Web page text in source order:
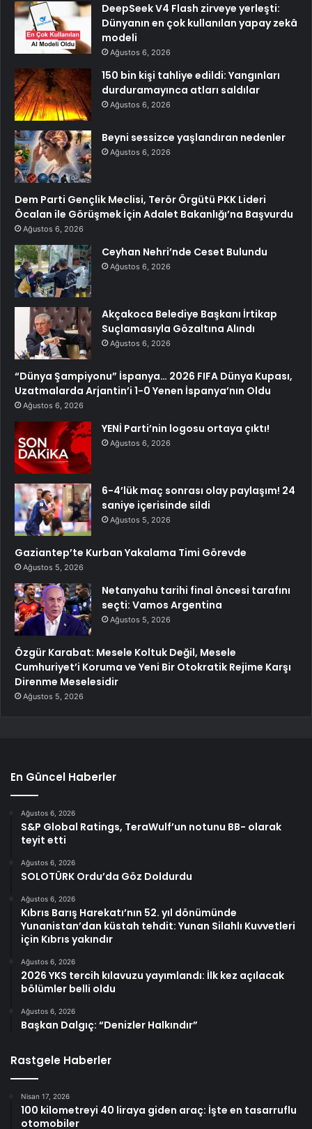
DeepSeek V4 Flash zirveye yerleşti:
Dünyanın en çok kullanılan yapay zekâ
modeli
Ağustos 6, 2026
150 bin kişi tahliye edildi: Yangınları
durduramayınca atları saldılar
Ağustos 6, 2026
Beyni sessizce yaşlandıran nedenler
Ağustos 6, 2026
Dem Parti Gençlik Meclisi, Terör Örgütü PKK Lideri
Öcalan ile Görüşmek İçin Adalet Bakanlığı’na Başvurdu
Ağustos 6, 2026
Ceyhan Nehri’nde Ceset Bulundu
Ağustos 6, 2026
Akçakoca Belediye Başkanı İrtikap
Suçlamasıyla Gözaltına Alındı
Ağustos 6, 2026
“Dünya Şampiyonu” İspanya… 2026 FIFA Dünya Kupası,
Uzatmalarda Arjantin’i 1-0 Yenen İspanya’nın Oldu
Ağustos 6, 2026
YENİ Parti’nin logosu ortaya çıktı!
Ağustos 6, 2026
6-4’lük maç sonrası olay paylaşım! 24
saniye içerisinde sildi
Ağustos 5, 2026
Gaziantep’te Kurban Yakalama Timi Görevde
Ağustos 5, 2026
Netanyahu tarihi final öncesi tarafını
seçti: Vamos Argentina
Ağustos 5, 2026
Özgür Karabat: Mesele Koltuk Değil, Mesele
Cumhuriyet’i Koruma ve Yeni Bir Otokratik Rejime Karşı
Direnme Meselesidir
Ağustos 5, 2026
En Güncel Haberler
Ağustos 6, 2026
S&P Global Ratings, TeraWulf’un notunu BB- olarak
teyit etti
Ağustos 6, 2026
SOLOTÜRK Ordu’da Göz Doldurdu
Ağustos 6, 2026
Kıbrıs Barış Harekatı’nın 52. yıl dönümünde
Yunanistan’dan küstah tehdit: Yunan Silahlı Kuvvetleri
için Kıbrıs yakındır
Ağustos 6, 2026
2026 YKS tercih kılavuzu yayımlandı: İlk kez açılacak
bölümler belli oldu
Ağustos 6, 2026
Başkan Dalgıç: “Denizler Halkındır”
Rastgele Haberler
Nisan 17, 2026
100 kilometreyi 40 liraya giden araç: İşte en tasarruflu
otomobiler